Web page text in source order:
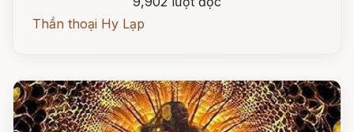
Thần thoại Hy Lạp